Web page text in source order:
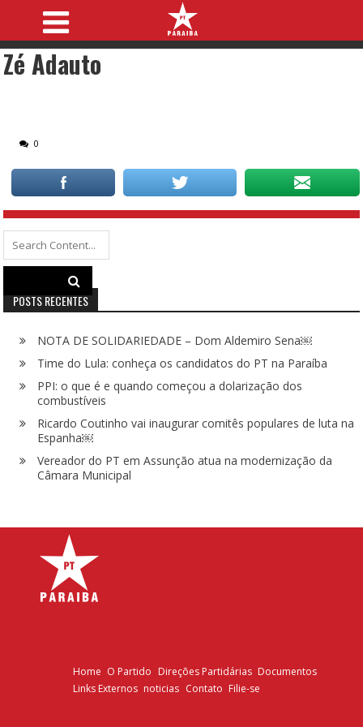
Zé Adauto
0
Search
for:
POSTS RECENTES
NOTA DE SOLIDARIEDADE – Dom Aldemiro Sena￼
Time do Lula: conheça os candidatos do PT na Paraíba
PPI: o que é e quando começou a dolarização dos
combustíveis
Ricardo Coutinho vai inaugurar comitês populares de luta na
Espanha￼
Vereador do PT em Assunção atua na modernização da
Câmara Municipal
Home O Partido Direções Partidárias Documentos
Links Externos noticias Contato Filie-se